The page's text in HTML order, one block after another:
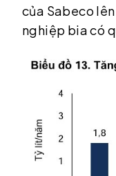
của Sabeco
nghiệp bia có